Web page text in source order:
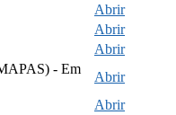
Abrir
Abrir
Abrir
- Em
Abrir
Abrir